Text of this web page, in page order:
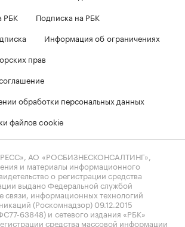
РБК
Подписка на РБК
Информация об ограничениях
прав
обработки персональных данных
файлов cookie
АО «РОСБИЗНЕСКОНСАЛТИНГ»,
и материалы информационного
о регистрации средства
выдано Федеральной службой
связи, информационных технологий
(Роскомнадзор) 09.12.2015
63848) и сетевого издания «РБК»
средства массовой информации